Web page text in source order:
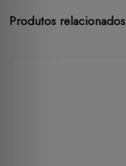
Produtos relacionados